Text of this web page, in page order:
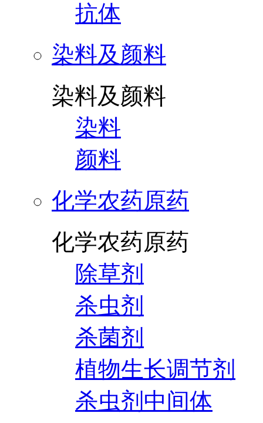
抗体
染料及颜料
染料及颜料
染料
颜料
化学农药原药
化学农药原药
除草剂
杀虫剂
杀菌剂
植物生长调节剂
杀虫剂中间体